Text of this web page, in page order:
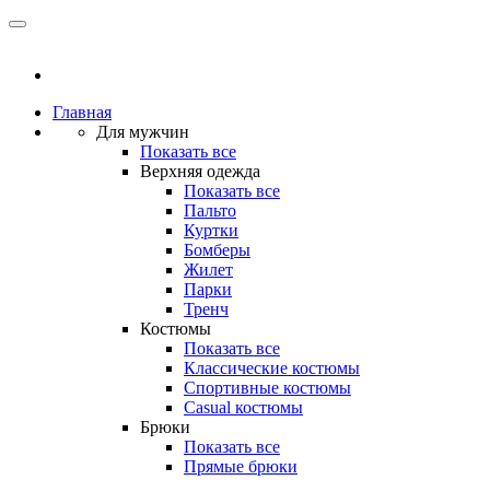
Главная
Для мужчин
Показать все
Верхняя одежда
Показать все
Пальто
Куртки
Бомберы
Жилет
Парки
Тренч
Костюмы
Показать все
Классические костюмы
Спортивные костюмы
Casual костюмы
Брюки
Показать все
Прямые брюки